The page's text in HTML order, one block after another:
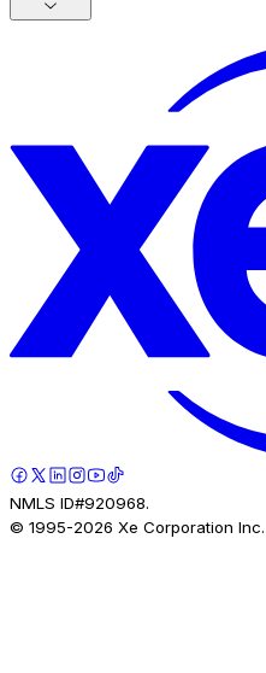
NMLS ID#920968.
© 1995-2026 Xe Corporation Inc.